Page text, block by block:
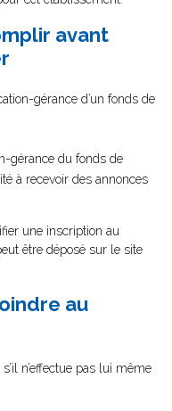
avant
gérance d’un fonds de
gérance du fonds de
à recevoir des annonces
une inscription au
être déposé sur le site
au
n’effectue pas lui même